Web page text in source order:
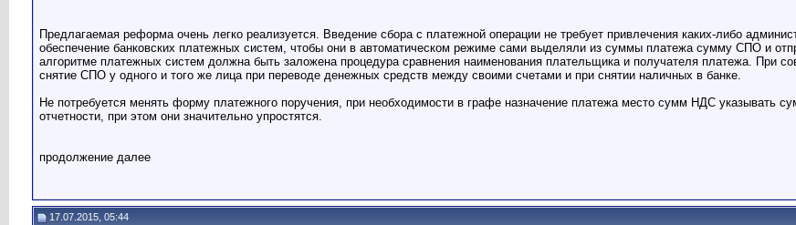
Предлагаемая реформа очень легко реализуется. Введение сбора с платежной операции не требует привлечения каких-либо
обеспечение банковских платежных систем, чтобы они в автоматическом режиме сами выделяли из суммы платежа сумму СПО и
алгоритме платежных систем должна быть заложена процедура сравнения наименования плательщика и получателя платежа. При
снятие СПО у одного и того же лица при переводе денежных средств между своими счетами и при снятии наличных в банке.
Не потребуется менять форму платежного поручения, при необходимости в графе назначение платежа место сумм НДС указывать
отчетности, при этом они значительно упростятся.
продолжение далее
17.07.2015, 05:44